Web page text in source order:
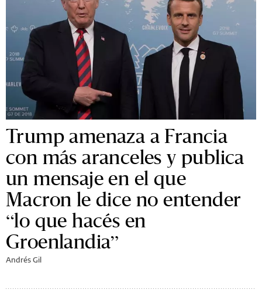
Trump amenaza a Francia
con más aranceles y publica
un mensaje en el que
Macron le dice no entender
“lo que hacés en
Groenlandia”
Andrés Gil